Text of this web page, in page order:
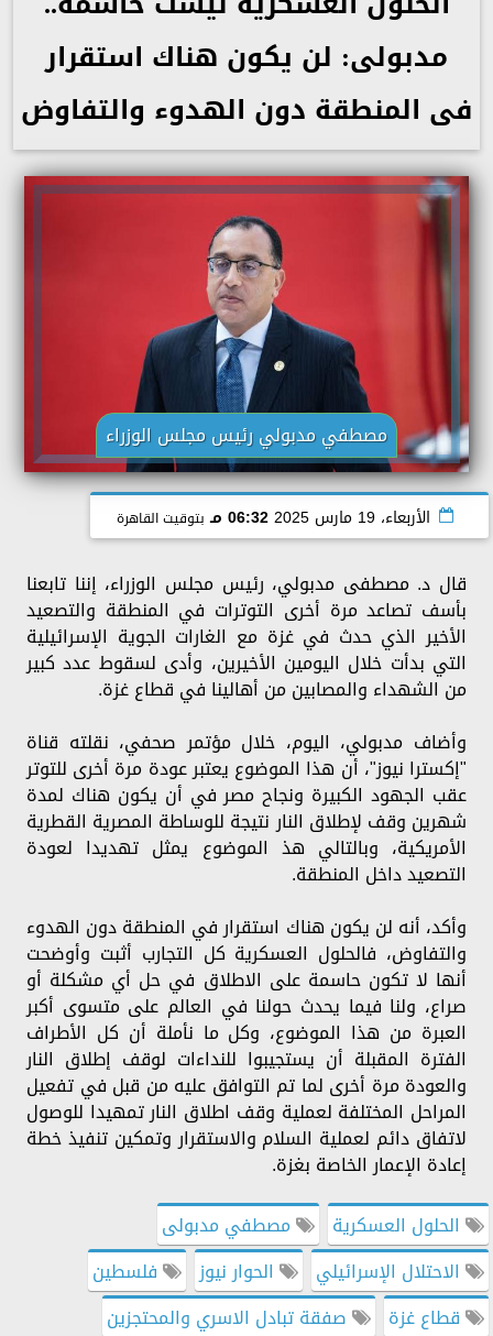
مدبولى: لن يكون هناك استقرار
فى المنطقة دون الهدوء والتفاوض
مصطفي مدبولي رئيس مجلس الوزراء
الأربعاء، 19 مارس 2025 06:32 مـ بتوقيت القاهرة
قال د. مصطفى مدبولي، رئيس مجلس الوزراء، إننا تابعنا
بأسف تصاعد مرة أخرى التوترات في المنطقة والتصعيد
الأخير الذي حدث في غزة مع الغارات الجوية الإسرائيلية
التي بدأت خلال اليومين الأخيرين، وأدى لسقوط عدد كبير
من الشهداء والمصابين من أهالينا في قطاع غزة.
وأضاف مدبولي، اليوم، خلال مؤتمر صحفي، نقلته قناة
"إكسترا نيوز"، أن هذا الموضوع يعتبر عودة مرة أخرى للتوتر
عقب الجهود الكبيرة ونجاح مصر في أن يكون هناك لمدة
شهرين وقف لإطلاق النار نتيجة للوساطة المصرية القطرية
الأمريكية، وبالتالي هذ الموضوع يمثل تهديدا لعودة
التصعيد داخل المنطقة.
وأكد، أنه لن يكون هناك استقرار في المنطقة دون الهدوء
والتفاوض، فالحلول العسكرية كل التجارب أثبت وأوضحت
أنها لا تكون حاسمة على الاطلاق في حل أي مشكلة أو
صراع، ولنا فيما يحدث حولنا في العالم على متسوى أكبر
العبرة من هذا الموضوع، وكل ما نأملة أن كل الأطراف
الفترة المقبلة أن يستجيبوا للنداءات لوقف إطلاق النار
والعودة مرة أخرى لما تم التوافق عليه من قبل في تفعيل
المراحل المختلفة لعملية وقف اطلاق النار تمهيدا للوصول
لاتفاق دائم لعملية السلام والاستقرار وتمكين تنفيذ خطة
إعادة الإعمار الخاصة بغزة.
الحلول العسكرية
مصطفي مدبولى
الاحتلال الإسرائيلي
الحوار نيوز
فلسطين
قطاع غزة
صفقة تبادل الاسري والمحتجزين